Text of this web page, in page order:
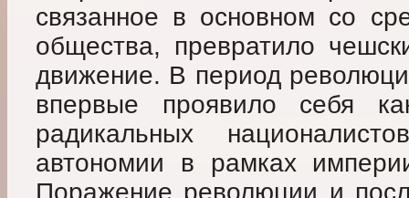
связанное в основном со
общества, превратило
движение. В период
впервые проявило себя
радикальных
автономии в рамках
Поражение революции и